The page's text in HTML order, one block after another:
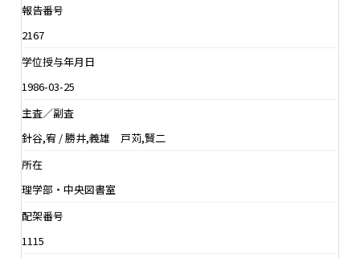
報告番号
2167
学位授与年月日
1986-03-25
主査／副査
針谷,宥 / 勝井,義雄 戸苅,賢二
所在
理学部・中央図書室
配架番号
1115